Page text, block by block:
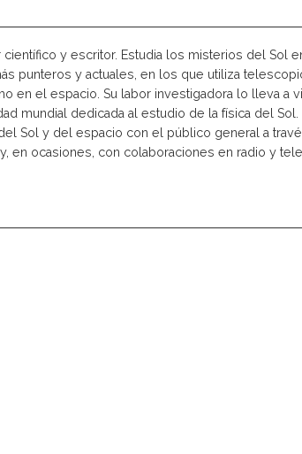
y escritor. Estudia los misterios del Sol
punteros y actuales, en los que utiliza
en el espacio. Su labor investigadora lo lleva a
mundial dedicada al estudio de la física del Sol.
Sol y del espacio con el público general a
en ocasiones, con colaboraciones en radio y